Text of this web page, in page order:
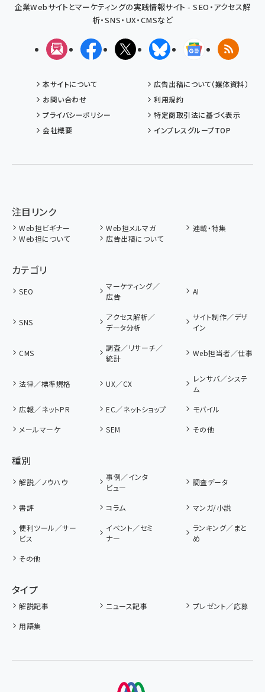
企業Webサイトとマーケティングの実践情報サイト - SEO・アクセス解
析・SNS・UX・CMSなど
メルマガFacebookX(エックス)BlueskyGoogleニュ
RSS
本サイトについて
広告出稿について（媒体資料）
お問い合わせ
利用規約
プライバシーポリシー
特定商取引法に基づく表示
会社概要
インプレスグループTOP
注目リンク
Web担ビギナー Web担メルマガ
連載・特集
Web担について
広告出稿について
カテゴリ
SEO
マーケティング／
広告
AI
SNS
アクセス解析／
データ分析
サイト制作／デザ
イン
CMS
調査／リサーチ／
統計
Web担当者／仕事
法律／標準規格 UX／CX
レンサバ／システ
ム
広報／ネットPR
EC／ネットショップ
モバイル
メールマーケ
SEM その他
種別
解説／ノウハウ
事例／インタ
ビュー
調査データ
書評 コラム
マンガ/小説
便利ツール／サー
ビス
イベント／セミ
ナー
ランキング／まと
め
その他
タイプ
解説記事 ニュース記事
プレゼント／応募
用語集